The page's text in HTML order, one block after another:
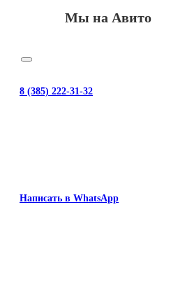
Мы на Авито
8 (385) 222-31-32
Написать в WhatsApp